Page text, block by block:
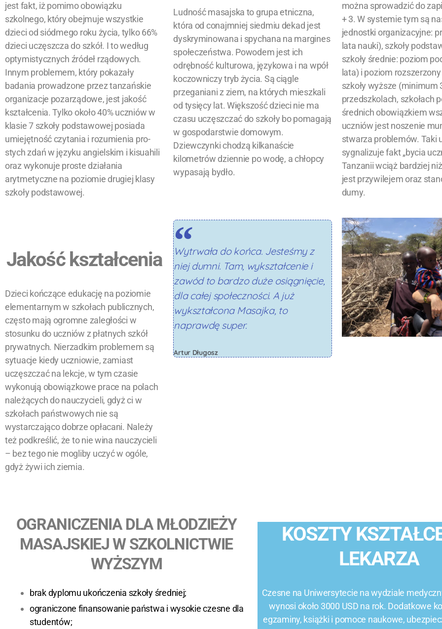
jest fakt, iż pomimo obowiązku
szkolnego, który obejmuje wszystkie
dzieci od siódmego roku życia, tylko 66%
dzieci uczęszcza do szkół. I to według
optymistycznych źródeł rządowych.
Innym problemem, który pokazały
badania prowadzone przez tanzańskie
organizacje pozarządowe, jest jakość
kształcenia. Tylko około 40% uczniów w
klasie 7 szkoły podstawowej posiada
umiejętność czytania i rozumienia pro-
stych zdań w języku angielskim i kisuahili
oraz wykonuje proste działania
arytmetyczne na poziomie drugiej klasy
szkoły podstawowej.
Jakość kształcenia
Dzieci kończące edukację na poziomie
elementarnym w szkołach publicznych,
często mają ogromne zaległości w
stosunku do uczniów z płatnych szkół
prywatnych. Nierzadkim problemem są
sytuacje kiedy uczniowie, zamiast
uczęszczaćna lekcje, w tym czasie
wykonują obowiązkowe prace na polach
należących do nauczycieli, gdyż ci w
szkołach państwowych nie są
wystarczająco dobrze opłacani. Należy
też podkreślić, że to nie wina nauczycieli
– bez tego nie mogliby uczyć w ogóle,
gdyż żywi ich ziemia.
Ludność masajska to grupa etniczna,
która od conajmniej siedmiu dekad jest
dyskryminowana i spychana na margines
społeczeństwa. Powodem jest ich
odrębność kulturowa, językowa i na wpół
koczowniczy tryb życia. Są ciągle
przeganiani z ziem, na których mieszkali
od tysięcy lat.Większość dzieci nie ma
czasu uczęszczać do szkoły bo pomagają
w gospodarstwie domowym.
Dziewczynki chodzą kilkanaście
kilometrów dziennie po wodę, a chłopcy
wypasają bydło.
Wytrwała do końca. Jesteśmy z
niej dumni. Tam, wykształcenie i
zawód to bardzo duże osiągnięcie,
dla całej społeczności. A już
wykształcona Masajka, to
naprawdę super.
Artur Długosz
można sprowadzić do
+ 3. W systemie tym są
jednostki organizacyjne:
lata nauki), szkoły
szkoły średnie: poziom
lata) i poziom
szkoły wyższe (minimum
przedszkolach, szkołach
średnich obowiązkiem
uczniów jest noszenie
stwarza problemów. Taki
sygnalizuje fakt „bycia
Tanzanii wciąż bardziej
jest przywilejem oraz
dumy.
OGRANICZENIA DLA MŁODZIEŻY
MASAJSKIEJ W SZKOLNICTWIE
WYŻSZYM
brak dyplomu ukończenia szkoły średniej;
ograniczone finansowanie państwa i wysokie czesne dla
studentów;
KOSZTY
LEKARZA
Czesne na Uniwersytecie na wydziale
wynosi około 3000 USD na rok. Dodatkowe
egzaminy, książki i pomoce naukowe,